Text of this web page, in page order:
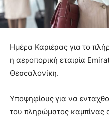
Ημέρα Καριέρας για το
η αεροπορική εταιρία
Θεσσαλονίκη.
Υποψηφίους για να
του πληρώματος καμπίνας